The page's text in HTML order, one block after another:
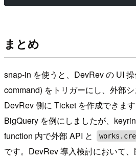
まとめ
snap-in を使うと、DevRev の UI
command) をトリガーにし、外部シ
DevRev 側に Ticket を作成できま
BigQuery を例にしましたが、
function 内で外部 API と
です。DevRev 導入検討において